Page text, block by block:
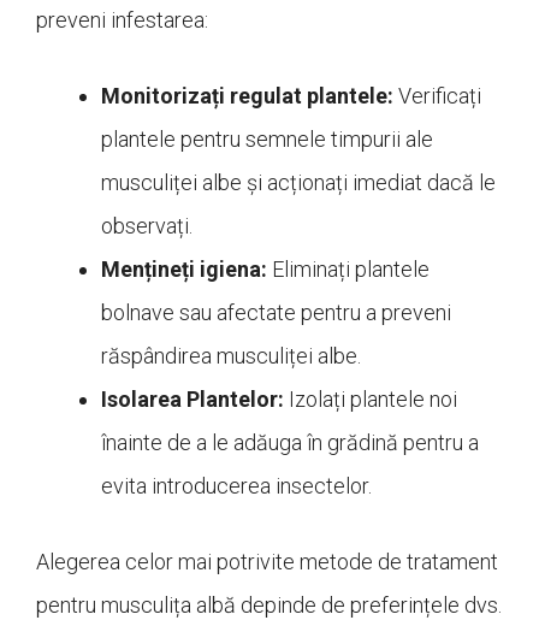
preveni infestarea:
Monitorizați regulat plantele: Verificați
plantele pentru semnele timpurii ale
musculiței albe și acționați imediat dacă le
observați.
Mențineți igiena: Eliminați plantele
bolnave sau afectate pentru a preveni
răspândirea musculiței albe.
Isolarea Plantelor: Izolați plantele noi
înainte de a le adăuga în grădină pentru a
evita introducerea insectelor.
Alegerea celor mai potrivite metode de tratament
pentru musculița albă depinde de preferințele dvs.